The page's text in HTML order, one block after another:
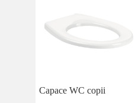
Capace WC copii